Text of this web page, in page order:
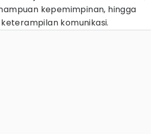
kepemimpinan, hingga
komunikasi.